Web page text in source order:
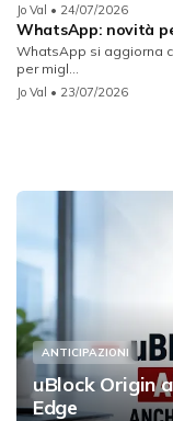
Jo Val • 24/07/2026
WhatsApp: novità
WhatsApp si aggiorna
per migl...
Jo Val • 23/07/2026
ANTICIPAZIONI
uBlock Origin
Edge